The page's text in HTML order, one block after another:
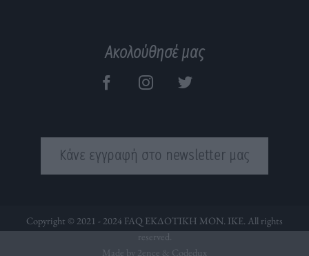
Ακολούθησέ μας
Κάνε εγγραφή στο newsletter μας
Copyright © 2021 - 2024 FAQ ΕΚΔΟΤΙΚΗ ΜΟΝ. ΙΚΕ. All rights
reserved.
Made by 2ence & Codedux